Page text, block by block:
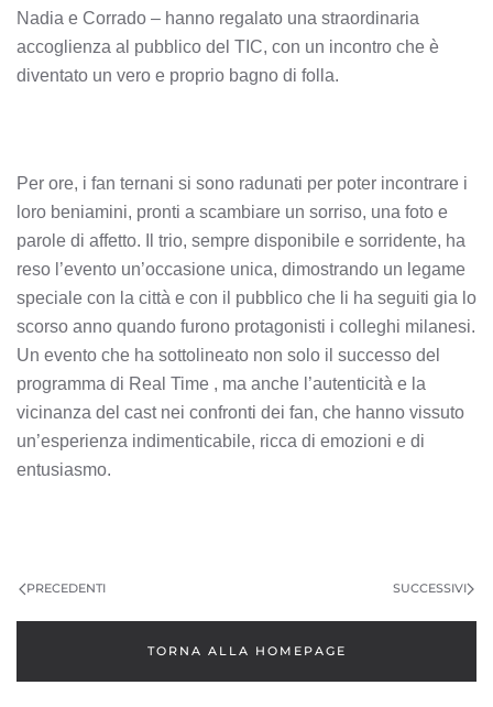
Nadia e Corrado – hanno regalato una straordinaria
accoglienza al pubblico del TIC, con un incontro che è
diventato un vero e proprio bagno di folla.
Per ore, i fan ternani si sono radunati per poter incontrare i
loro beniamini, pronti a scambiare un sorriso, una foto e
parole di affetto. Il trio, sempre disponibile e sorridente, ha
reso l’evento un’occasione unica, dimostrando un legame
speciale con la città e con il pubblico che li ha seguiti gia lo
scorso anno quando furono protagonisti i colleghi milanesi.
Un evento che ha sottolineato non solo il successo del
programma di Real Time , ma anche l’autenticità e la
vicinanza del cast nei confronti dei fan, che hanno vissuto
un’esperienza indimenticabile, ricca di emozioni e di
entusiasmo.
PRECEDENTI SUCCESSIVI
TORNA ALLA HOMEPAGE